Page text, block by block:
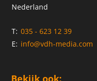
Nederland
T: 035 - 623 12 39
E: info@vdh-media.com
Bekijk ook: